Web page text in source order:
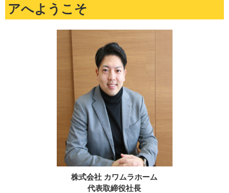
アへようこそ
株式会社 カワムラホーム
代表取締役社長